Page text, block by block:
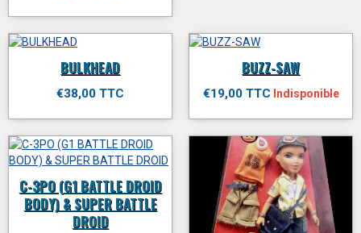
BULKHEAD
€38,00 TTC
BUZZ-SAW
€19,00 TTC Indisponible
C-3PO (G1 BATTLE DROID
BODY) & SUPER BATTLE
DROID